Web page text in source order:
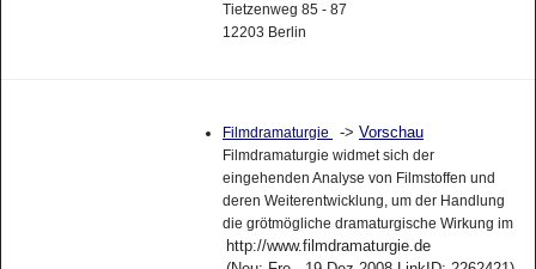
Tietzenweg 85 - 87
12203 Berlin
Filmdramaturgie -> Vorschau
Filmdramaturgie widmet sich der
eingehenden Analyse von Filmstoffen und
deren Weiterentwicklung, um der Handlung
die grötmögliche dramaturgische Wirkung im
http://www.filmdramaturgie.de